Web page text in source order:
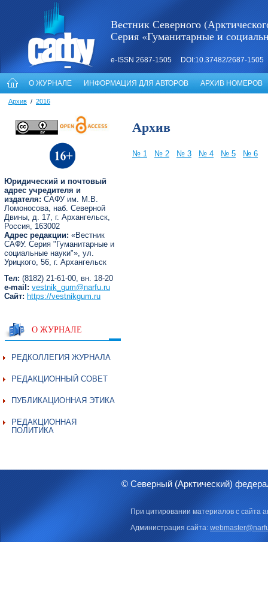
Вестник Северного
Серия «Гуманитарные и
e-ISSN 2687-1505 DOI:10.37482/2687-1505
О ЖУРНАЛЕ ИНФОРМАЦИЯ ДЛЯ АВТОРОВ АРХИВ НОМЕРОВ
Архив / 2016
Юридический и почтовый
адрес учредителя и
издателя: САФУ им. М.В.
Ломоносова, наб. Северной
Двины, д. 17, г. Архангельск,
Россия, 163002
Адрес редакции: «Вестник
САФУ. Серия "Гуманитарные и
социальные науки"», ул.
Урицкого, 56, г. Архангельск
Тел: (8182) 21-61-00, вн. 18-20
e-mail: vestnik_gum@narfu.ru
Сайт: https://vestnikgum.ru
О ЖУРНАЛЕ
РЕДКОЛЛЕГИЯ ЖУРНАЛА
РЕДАКЦИОННЫЙ СОВЕТ
ПУБЛИКАЦИОННАЯ ЭТИКА
РЕДАКЦИОННАЯ
ПОЛИТИКА
Архив
№ 1 № 2 № 3 № 4 № 5 № 6
© Северный (Арктический)
При цитировании материалов с сайта
Администрация сайта: